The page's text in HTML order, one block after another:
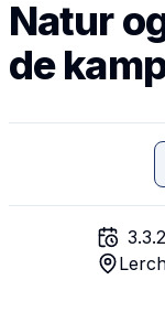
Natur
de